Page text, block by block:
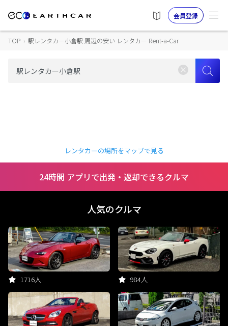
会員登録
TOP › 駅レンタカー小倉駅 周辺の安い レンタカー Rent-a-Car
レンタカーの場所をマップで見る
24時間 アプリで出発・返却できるクルマ
人気のクルマ
1716人 984人